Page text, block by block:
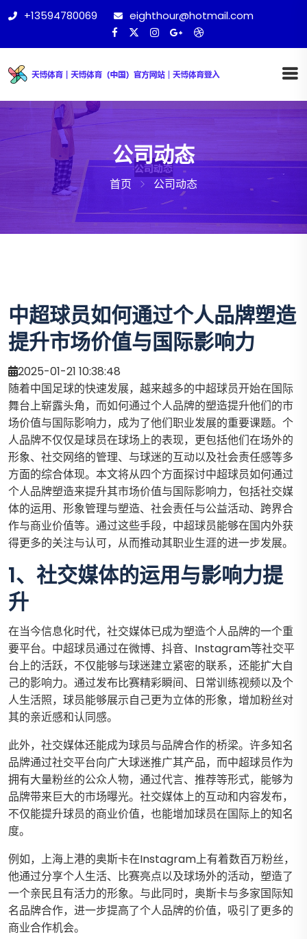
+13594780069 eighthour@hotmail.com
公司动态
首页 公司动态
中超球员如何通过个人品牌塑造
提升市场价值与国际影响力
2025-01-21 10:38:48
随着中国足球的快速发展，越来越多的中超球员开始在国际
舞台上崭露头角，而如何通过个人品牌的塑造提升他们的市
场价值与国际影响力，成为了他们职业发展的重要课题。个
人品牌不仅仅是球员在球场上的表现，更包括他们在场外的
形象、社交网络的管理、与球迷的互动以及社会责任感等多
方面的综合体现。本文将从四个方面探讨中超球员如何通过
个人品牌塑造来提升其市场价值与国际影响力，包括社交媒
体的运用、形象管理与塑造、社会责任与公益活动、跨界合
作与商业价值等。通过这些手段，中超球员能够在国内外获
得更多的关注与认可，从而推动其职业生涯的进一步发展。
1、社交媒体的运用与影响力提
升
在当今信息化时代，社交媒体已成为塑造个人品牌的一个重
要平台。中超球员通过在微博、抖音、Instagram等社交平
台上的活跃，不仅能够与球迷建立紧密的联系，还能扩大自
己的影响力。通过发布比赛精彩瞬间、日常训练视频以及个
人生活照，球员能够展示自己更为立体的形象，增加粉丝对
其的亲近感和认同感。
此外，社交媒体还能成为球员与品牌合作的桥梁。许多知名
品牌通过社交平台向广大球迷推广其产品，而中超球员作为
拥有大量粉丝的公众人物，通过代言、推荐等形式，能够为
品牌带来巨大的市场曝光。社交媒体上的互动和内容发布，
不仅能提升球员的商业价值，也能增加球员在国际上的知名
度。
例如，上海上港的奥斯卡在Instagram上有着数百万粉丝，
他通过分享个人生活、比赛亮点以及球场外的活动，塑造了
一个亲民且有活力的形象。与此同时，奥斯卡与多家国际知
名品牌合作，进一步提高了个人品牌的价值，吸引了更多的
商业合作机会。